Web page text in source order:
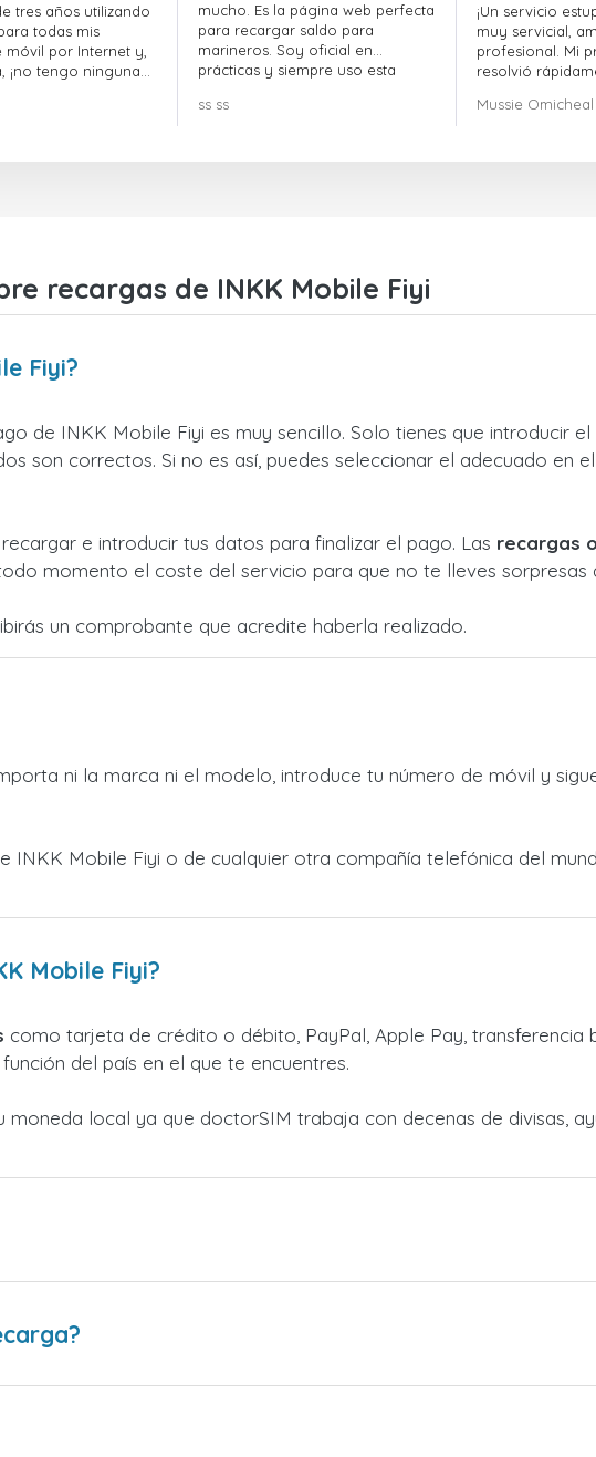
tres años utilizando
todas mis
móvil por Internet y,
¡no tengo ninguna
mucho. Es la página web perfecta
para recargar saldo para
marineros. Soy oficial en
prácticas y siempre uso esta
ss ss
¡Un servicio
muy servicial,
profesional. Mi
resolvió
Mussie Omicheal
recargas de INKK Mobile Fiyi
Fiyi?
de INKK Mobile Fiyi es muy sencillo. Solo tienes que introducir
son correctos. Si no es así, puedes seleccionar el adecuado en
e introducir tus datos para finalizar el pago. Las recargas
momento el coste del servicio para que no te lleves sorpresas
un comprobante que acredite haberla realizado.
ni la marca ni el modelo, introduce tu número de móvil y
INKK Mobile Fiyi o de cualquier otra compañía telefónica del
Mobile Fiyi?
como tarjeta de crédito o débito, PayPal, Apple Pay, transferencia
del país en el que te encuentres.
local ya que doctorSIM trabaja con decenas de divisas,